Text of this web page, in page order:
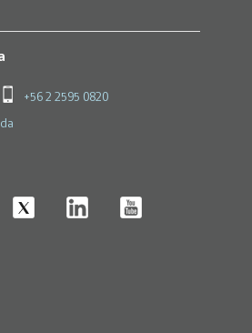
+56 2 2595 0820